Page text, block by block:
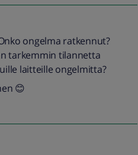
ongelma ratkennut?
tarkemmin tilannetta
laitteille ongelmitta?
😊